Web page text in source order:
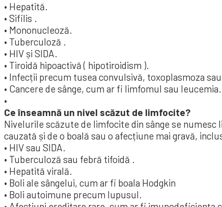
• Hepatită.
• Sifilis .
• Mononucleoză.
• Tuberculoză .
• HIV și SIDA.
• Tiroidă hipoactivă ( hipotiroidism ).
• Infecții precum tusea convulsivă, toxoplasmoza
• Cancere de sânge, cum ar fi limfomul sau leucemia.
•
Ce înseamnă un nivel scăzut de limfocite?
Nivelurile scăzute de limfocite din sânge se
cauzată și de o boală sau o afecțiune mai gravă,
• HIV sau SIDA.
• Tuberculoză sau febră tifoidă .
• Hepatită virală.
• Boli ale sângelui, cum ar fi boala Hodgkin
• Boli autoimune precum lupusul.